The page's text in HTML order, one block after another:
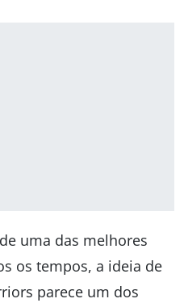
uma das melhores
os tempos, a ideia de
parece um dos